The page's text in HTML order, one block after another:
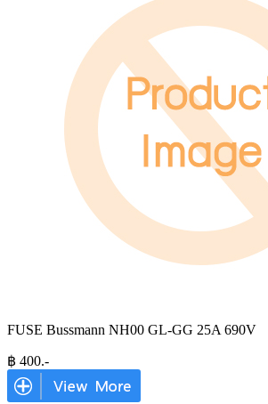
FUSE Bussmann NH00 GL-GG 25A 690V
฿ 400.-